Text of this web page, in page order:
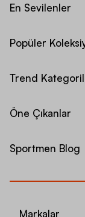
En Sevilenler
Popüler
Trend
Öne Çıkanlar
Sportmen Blog
Markalar